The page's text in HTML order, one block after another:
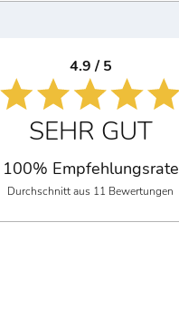
4.9 / 5
SEHR GUT
100% Empfehlungsrate
Durchschnitt aus 11 Bewertungen